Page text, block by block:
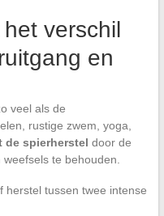
verschil
en
veel als de
rustige zwem, yoga,
de spierherstel door de
te behouden.
herstel tussen twee intense